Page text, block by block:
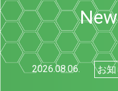
2026.08.06. お